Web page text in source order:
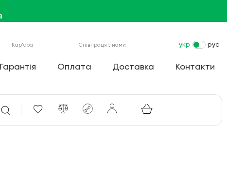
Кар'єра Співпраця з нами укр рус
Гарантія Оплата Доставка Контакти